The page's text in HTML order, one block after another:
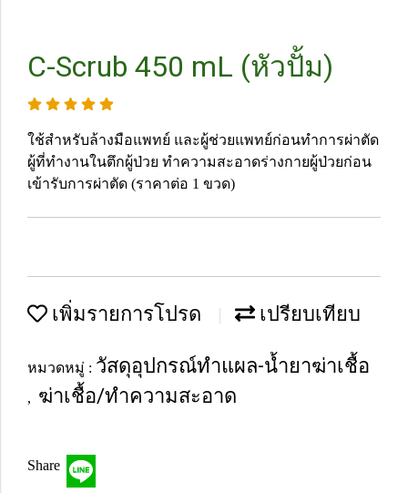
C-Scrub 450 mL (หัวปั้ม)
ใช้สำหรับล้างมือแพทย์ และผู้ช่วยแพทย์ก่อนทำการผ่าตัด
ผู้ที่ทำงานในตึกผู้ป่วย ทำความสะอาดร่างกายผู้ป่วยก่อน
เข้ารับการผ่าตัด (ราคาต่อ 1 ขวด)
เพิ่มรายการโปรด เปรียบเทียบ
หมวดหมู่ : วัสดุอุปกรณ์ทำแผล-น้ำยาฆ่าเชื้อ
, ฆ่าเชื้อ/ทำความสะอาด
Share